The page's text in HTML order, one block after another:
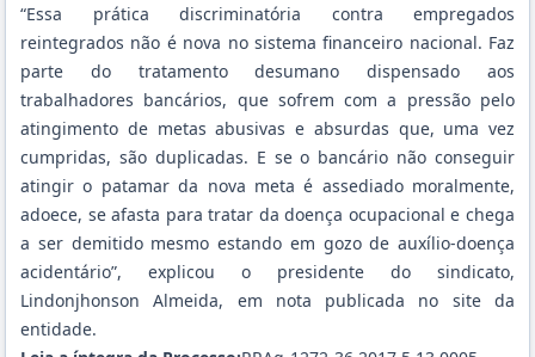
“Essa prática discriminatória contra empregados
reintegrados não é nova no sistema financeiro nacional. Faz
parte do tratamento desumano dispensado aos
trabalhadores bancários, que sofrem com a pressão pelo
atingimento de metas abusivas e absurdas que, uma vez
cumpridas, são duplicadas. E se o bancário não conseguir
atingir o patamar da nova meta é assediado moralmente,
adoece, se afasta para tratar da doença ocupacional e chega
a ser demitido mesmo estando em gozo de auxílio-doença
acidentário”, explicou o presidente do sindicato,
Lindonjhonson Almeida, em nota publicada no site da
entidade.